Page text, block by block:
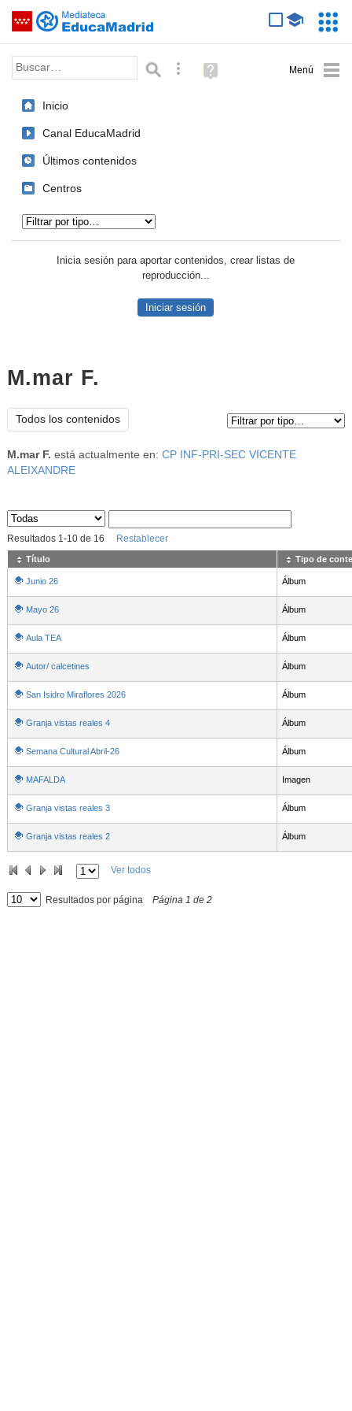
Saltar navegación
Palabra o frase: Búsqueda avanzada
Ayuda
(en
Inicio
Canal EducaMadrid
Últimos contenidos
Centros
Inicia sesión para aportar contenidos, crear listas de
reproducción...
Iniciar sesión
M.mar F.
Todos los contenidos
M.mar F. está actualmente en: CP INF-PRI-SEC VICENTE
ALEIXANDRE
Sus archivos
Resultados 1-10de 16 Restablecer
Título Tipo de
Junio 26 Álbum
Mayo 26 Álbum
Aula TEA Álbum
Autor/ calcetines Álbum
San Isidro Miraflores 2026 Álbum
Granja vistas reales 4 Álbum
Semana Cultural Abril-26 Álbum
MAFALDA Imagen
Granja vistas reales 3 Álbum
Granja vistas reales 2 Álbum
Ver todos
Resultados por página Página 1 de 2